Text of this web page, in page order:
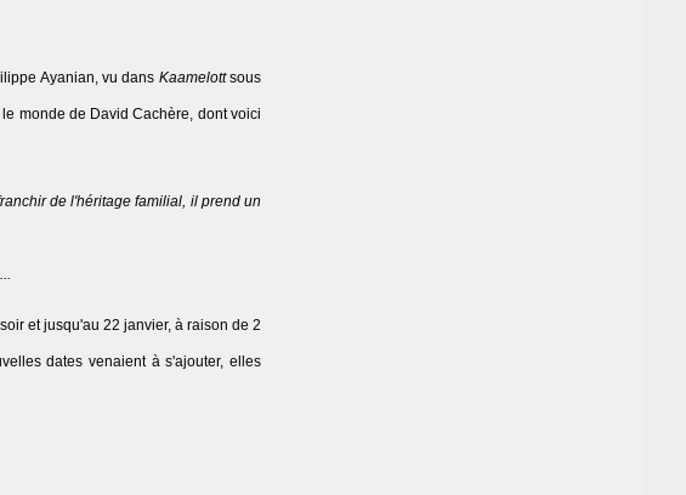
Ayanian, vu dans Kaamelottsous
monde de David Cachère, dont voici
de l'héritage familial, il prend un
et jusqu'au 22 janvier, à raison de 2
dates venaient à s'ajouter, elles